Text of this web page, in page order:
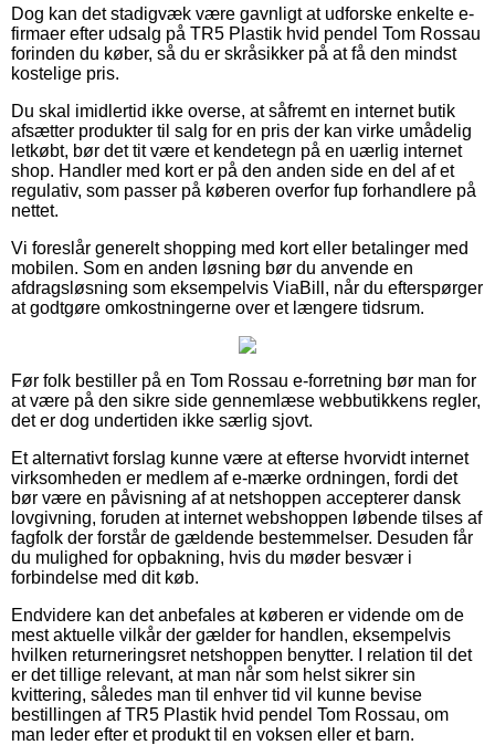
Dog kan det stadigvæk være gavnligt at udforske enkelte e-
firmaer efter udsalg på TR5 Plastik hvid pendel Tom Rossau
forinden du køber, så du er skråsikker på at få den mindst
kostelige pris.
Du skal imidlertid ikke overse, at såfremt en internet butik
afsætter produkter til salg for en pris der kan virke umådelig
letkøbt, bør det tit være et kendetegn på en uærlig internet
shop. Handler med kort er på den anden side en del af et
regulativ, som passer på køberen overfor fup forhandlere på
nettet.
Vi foreslår generelt shopping med kort eller betalinger med
mobilen. Som en anden løsning bør du anvende en
afdragsløsning som eksempelvis ViaBill, når du efterspørger
at godtgøre omkostningerne over et længere tidsrum.
Før folk bestiller på en Tom Rossau e-forretning bør man for
at være på den sikre side gennemlæse webbutikkens regler,
det er dog undertiden ikke særlig sjovt.
Et alternativt forslag kunne være at efterse hvorvidt internet
virksomheden er medlem af e-mærke ordningen, fordi det
bør være en påvisning af at netshoppen accepterer dansk
lovgivning, foruden at internet webshoppen løbende tilses af
fagfolk der forstår de gældende bestemmelser. Desuden får
du mulighed for opbakning, hvis du møder besvær i
forbindelse med dit køb.
Endvidere kan det anbefales at køberen er vidende om de
mest aktuelle vilkår der gælder for handlen, eksempelvis
hvilken returneringsret netshoppen benytter. I relation til det
er det tillige relevant, at man når som helst sikrer sin
kvittering, således man til enhver tid vil kunne bevise
bestillingen af TR5 Plastik hvid pendel Tom Rossau, om
man leder efter et produkt til en voksen eller et barn.